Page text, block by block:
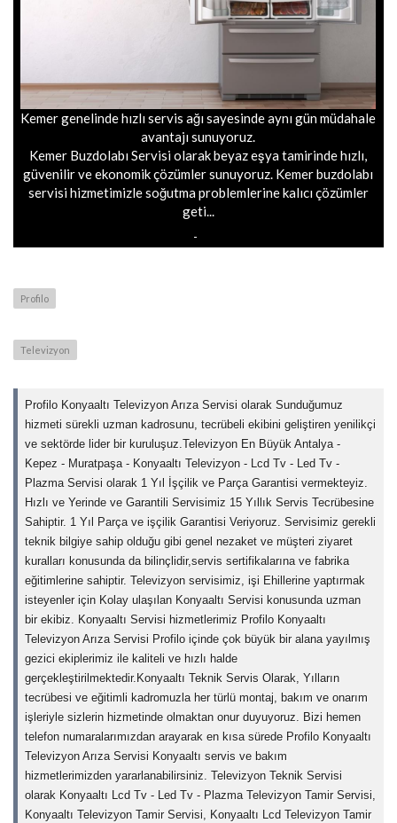
Kemer genelinde hızlı servis ağı sayesinde aynı gün müdahale
avantajı sunuyoruz.
Kemer Buzdolabı Servisi olarak beyaz eşya tamirinde hızlı,
güvenilir ve ekonomik çözümler sunuyoruz. Kemer buzdolabı
servisi hizmetimizle soğutma problemlerine kalıcı çözümler
geti...
Profilo
Televizyon
Profilo Konyaaltı Televizyon Arıza Servisi olarak Sunduğumuz
hizmeti sürekli uzman kadrosunu, tecrübeli ekibini geliştiren yenilikçi
ve sektörde lider bir kuruluşuz.Televizyon En Büyük Antalya -
Kepez - Muratpaşa - Konyaaltı Televizyon - Lcd Tv - Led Tv -
Plazma Servisi olarak 1 Yıl İşçilik ve Parça Garantisi vermekteyiz.
Hızlı ve Yerinde ve Garantili Servisimiz 15 Yıllık Servis Tecrübesine
Sahiptir. 1 Yıl Parça ve işçilik Garantisi Veriyoruz. Servisimiz gerekli
teknik bilgiye sahip olduğu gibi genel nezaket ve müşteri ziyaret
kuralları konusunda da bilinçlidir,servis sertifikalarına ve fabrika
eğitimlerine sahiptir. Televizyon servisimiz, işi Ehillerine yaptırmak
isteyenler için Kolay ulaşılan Konyaaltı Servisi konusunda uzman
bir ekibiz. Konyaaltı Servisi hizmetlerimiz Profilo Konyaaltı
Televizyon Arıza Servisi Profilo içinde çok büyük bir alana yayılmış
gezici ekiplerimiz ile kaliteli ve hızlı halde
gerçekleştirilmektedir.Konyaaltı Teknik Servis Olarak, Yılların
tecrübesi ve eğitimli kadromuzla her türlü montaj, bakım ve onarım
işleriyle sizlerin hizmetinde olmaktan onur duyuyoruz. Bizi hemen
telefon numaralarımızdan arayarak en kısa sürede Profilo Konyaaltı
Televizyon Arıza Servisi Konyaaltı servis ve bakım
hizmetlerimizden yararlanabilirsiniz. Televizyon Teknik Servisi
olarak Konyaaltı Lcd Tv - Led Tv - Plazma Televizyon Tamir Servisi,
Konyaaltı Televizyon Tamir Servisi, Konyaaltı Lcd Televizyon Tamir